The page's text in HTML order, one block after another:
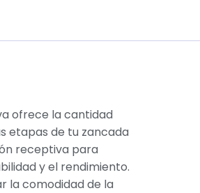
ofrece la cantidad
etapas de tu zancada
receptiva para
y el rendimiento.
la comodidad de la